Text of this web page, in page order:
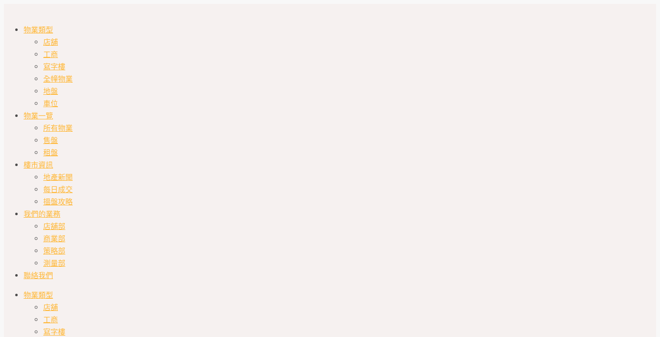
物業類型
店舖
工商
寫字樓
全幢物業
地盤
車位
物業一覽
所有物業
售盤
租盤
樓市資訊
地產新聞
每日成交
搵盤攻略
我們的業務
店舖部
商業部
策略部
測量部
聯絡我們
物業類型
店舖
工商
寫字樓